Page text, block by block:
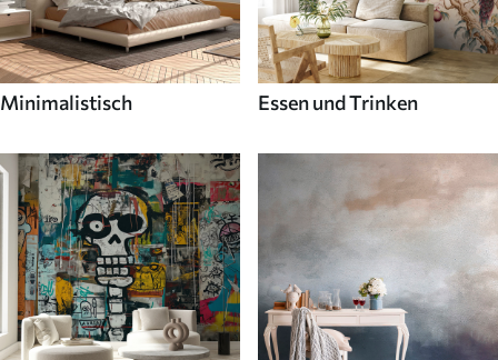
Minimalistisch Essen und Trinken